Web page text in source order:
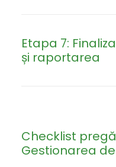
Etapa 7:
și raportarea
Checklist
Gestionarea